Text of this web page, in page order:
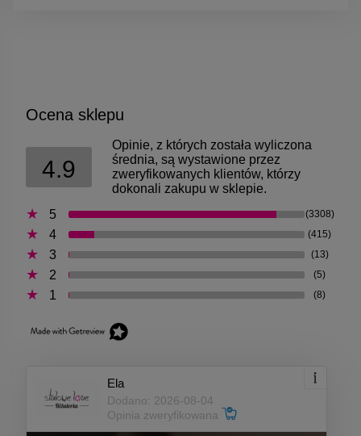
Ocena sklepu
4.9
Opinie, z których została wyliczona
średnia, są wystawione przez
zweryfikowanych klientów, którzy
dokonali zakupu w sklepie.
5
(3308)
4 (415)
3 (13)
2 (5)
1 (8)
Ela
Dodano: 2026-08-04
Opinia zweryfikowana